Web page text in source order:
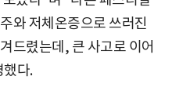
와 저체온증으로 쓰러진
드렸는데, 큰 사고로 이어
다.